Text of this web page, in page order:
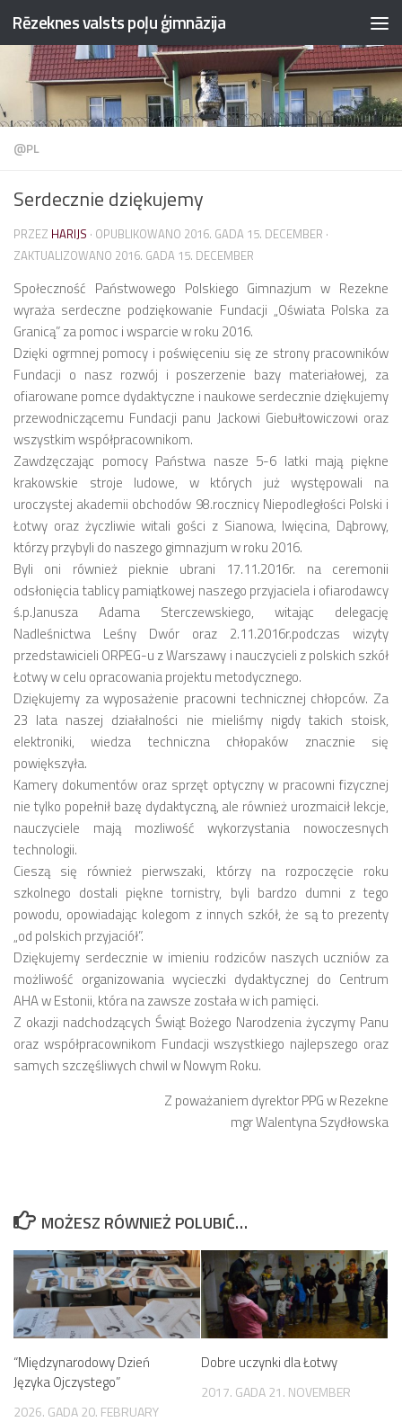
Przejdź do treści
Rēzeknes valsts poļu ģimnāzija
@PL
Serdecznie dziękujemy
PRZEZ HARIJS · OPUBLIKOWANO 2016. GADA 15. DECEMBER ·
ZAKTUALIZOWANO 2016. GADA 15. DECEMBER
Społeczność Państwowego Polskiego Gimnazjum w Rezekne
wyraża serdeczne podziękowanie Fundacji „Oświata Polska za
Granicą” za pomoc i wsparcie w roku 2016.
Dzięki ogrmnej pomocy i poświęceniu się ze strony pracowników
Fundacji o nasz rozwój i poszerzenie bazy materiałowej, za
ofiarowane pomce dydaktyczne i naukowe serdecznie dziękujemy
przewodniczącemu Fundacji panu Jackowi Giebułtowiczowi oraz
wszystkim współpracownikom.
Zawdzęczając pomocy Państwa nasze 5-6 latki mają piękne
krakowskie stroje ludowe, w których już występowali na
uroczystej akademii obchodów 98.rocznicy Niepodległości Polski i
Łotwy oraz życzliwie witali gości z Sianowa, Iwięcina, Dąbrowy,
którzy przybyli do naszego gimnazjum w roku 2016.
Byli oni również pieknie ubrani 17.11.2016r. na ceremonii
odsłonięcia tablicy pamiątkowej naszego przyjaciela i ofiarodawcy
ś.p.Janusza Adama Sterczewskiego, witając delegację
Nadleśnictwa Leśny Dwór oraz 2.11.2016r.podczas wizyty
przedstawicieli ORPEG-u z Warszawy i nauczycieli z polskich szkół
Łotwy w celu opracowania projektu metodycznego.
Dziękujemy za wyposażenie pracowni technicznej chłopców. Za
23 lata naszej działalności nie mieliśmy nigdy takich stoisk,
elektroniki, wiedza techniczna chłopaków znacznie się
powiększyła.
Kamery dokumentów oraz sprzęt optyczny w pracowni fizycznej
nie tylko popełnił bazę dydaktyczną, ale również urozmaicił lekcje,
nauczyciele mają mozliwość wykorzystania nowoczesnych
technologii.
Cieszą się również pierwszaki, którzy na rozpoczęcie roku
szkolnego dostali piękne tornistry, byli bardzo dumni z tego
powodu, opowiadając kolegom z innych szkół, że są to prezenty
„od polskich przyjaciół”.
Dziękujemy serdecznie w imieniu rodziców naszych uczniów za
możliwość organizowania wycieczki dydaktycznej do Centrum
AHA w Estonii, która na zawsze została w ich pamięci.
Z okazji nadchodzących Świąt Bożego Narodzenia życzymy Panu
oraz współpracownikom Fundacji wszystkiego najlepszego oraz
samych szczęśliwych chwil w Nowym Roku.
Z poważaniem dyrektor PPG w Rezekne
mgr Walentyna Szydłowska
MOŻESZ RÓWNIEŻ POLUBIĆ…
“Międzynarodowy Dzień
Języka Ojczystego”
2026. GADA 20. FEBRUARY
Dobre uczynki dla Łotwy
2017. GADA 21. NOVEMBER